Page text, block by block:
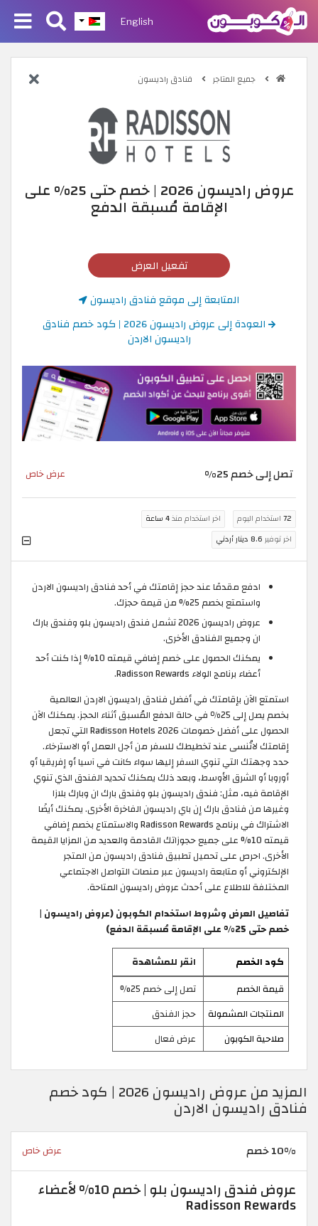
English
جميع المتاجر فنادق راديسون
عروض راديسون 2026 | خصم حتى 25% على
الإقامة مُسبقة الدفع
تفعيل العرض
المتابعة إلى موقع فنادق راديسون
العودة إلى عروض راديسون 2026 | كود خصم فنادق
راديسون الاردن
تصل إلى خصم 25% عرض خاص
72 استخدام اليوم اخر استخدام منذ4 ساعة
اخر توفير 8.6 دينار أردني
ادفع مقدمًا عند حجز إقامتك في أحد فنادق راديسون الاردن
واستمتع بخصم 25% من قيمة حجزك.
عروض راديسون 2026 تشمل فندق راديسون بلو وفندق بارك
ان وجميع الفنادق الأخرى.
يمكنك الحصول على خصم إضافي قيمته 10% إذا كنت أحد
أعضاء برنامج الولاء Radisson Rewards.
استمتع الآن بإقامتك في أفضل فنادق راديسون الاردن العالمية
بخصم يصل إلى 25٪ في حالة الدفع المُسبق أثناء الحجز. يمكنك الآن
الحصول على أفضل خصومات Radisson Hotels 2026 التي تجعل
إقامتك لاتُنسى عند تخطيطك للسفر من أجل العمل أو الاسترخاء.
حدد وجهتك التي تنوي السفر إليها سواء كانت في آسيا أو إفريقيا أو
أوروبا أو الشرق الأوسط، وبعد ذلك يمكنك تحديد الفندق الذي تنوي
الإقامة فيه، مثل: فندق راديسون بلو وفندق بارك ان وبارك بلازا
وغيرها من فنادق بارك إن باي راديسون الفاخرة الأخرى. يمكنك أيضًا
الاشتراك في برنامج Radisson Rewards والاستمتاع بخصم إضافي
قيمته 10% على جميع حجوزاتك القادمة والعديد من المزايا القيمة
الأخرى. احرص على تحميل تطبيق فنادق راديسون من المتجر
الإلكتروني أو متابعة راديسون عبر منصات التواصل الاجتماعي
المختلفة للاطلاع على أحدث عروض راديسون المتاحة.
تفاصيل العرض وشروط استخدام الكوبون (عروض راديسون |
خصم حتى 25% على الإقامة مُسبقة الدفع)
كود الخصم
انقر للمشاهدة
قيمة الخصم
تصل إلى خصم 25%
المنتجات المشمولة
حجز الفندق
صلاحية الكوبون
عرض فعال
المزيد من عروض راديسون 2026 | كود خصم
فنادق راديسون الاردن
10% خصم عرض خاص
عروض فندق راديسون بلو | خصم 10% لأعضاء
Radisson Rewards